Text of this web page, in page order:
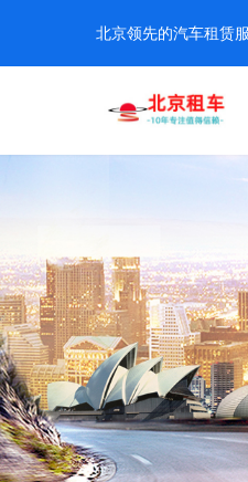
北京领先的汽车租赁